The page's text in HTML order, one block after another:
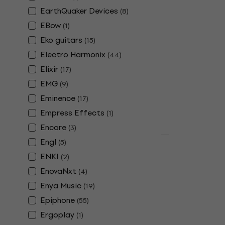
EarthQuaker Devices (8)
EBow (1)
Eko guitars (15)
Electro Harmonix (44)
Elixir (17)
EMG (9)
Eminence (17)
Empress Effects (1)
Encore (3)
Engl (5)
ENKI (2)
EnovaNxt (4)
Enya Music (19)
Epiphone (55)
Ergoplay (1)